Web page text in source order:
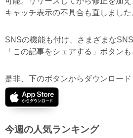
キャッチ表示の不具合も直しました
SNSの機能も付け、さまざまな
「この記事をシェアする」ボタンも
是非、下のボタンからダウンロード
今週の人気ランキング